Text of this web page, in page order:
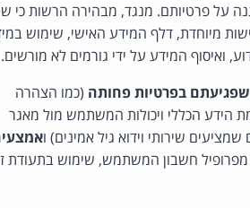
על פרטיותם. מנגד, מבהירה הרשות כי
מיוחדת, דלף המידע האישי, שימוש
ואיסוף המידע על ידי גורמים לא מורשים.
בפרטיות פחותה (כמו הצהרה
הידע הכללי ויכולות המשתמש מול מאגר
שירותי וידוא גיל אמינים) ו
מפרופיל חשבון המשתמש, שימוש בתעודת